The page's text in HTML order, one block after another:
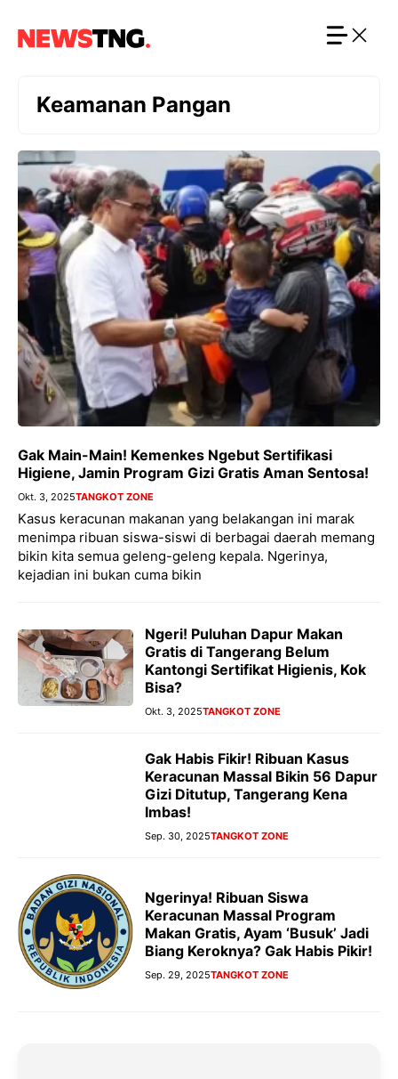
Keamanan Pangan
Gak Main-Main! Kemenkes Ngebut Sertifikasi
Higiene, Jamin Program Gizi Gratis Aman Sentosa!
Okt. 3, 2025TANGKOT ZONE
Kasus keracunan makanan yang belakangan ini marak
menimpa ribuan siswa-siswi di berbagai daerah memang
bikin kita semua geleng-geleng kepala. Ngerinya,
kejadian ini bukan cuma bikin
Ngeri! Puluhan Dapur Makan
Gratis di Tangerang Belum
Kantongi Sertifikat Higienis, Kok
Bisa?
Okt. 3, 2025TANGKOT ZONE
Gak Habis Fikir! Ribuan Kasus
Keracunan Massal Bikin 56 Dapur
Gizi Ditutup, Tangerang Kena
Imbas!
Sep. 30, 2025TANGKOT ZONE
Ngerinya! Ribuan Siswa
Keracunan Massal Program
Makan Gratis, Ayam ‘Busuk’ Jadi
Biang Keroknya? Gak Habis Pikir!
Sep. 29, 2025TANGKOT ZONE